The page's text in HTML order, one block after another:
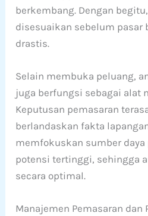
berkembang. Dengan
disesuaikan sebelum pasar
drastis.
Selain membuka peluang,
juga berfungsi sebagai alat
Keputusan pemasaran
berlandaskan fakta
memfokuskan sumber daya
potensi tertinggi, sehingga
secara optimal.
Manajemen Pemasaran dan